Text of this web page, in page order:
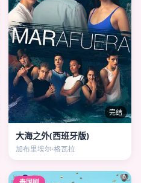
完结
大海之外(西班牙版)
加布里埃尔·格瓦拉